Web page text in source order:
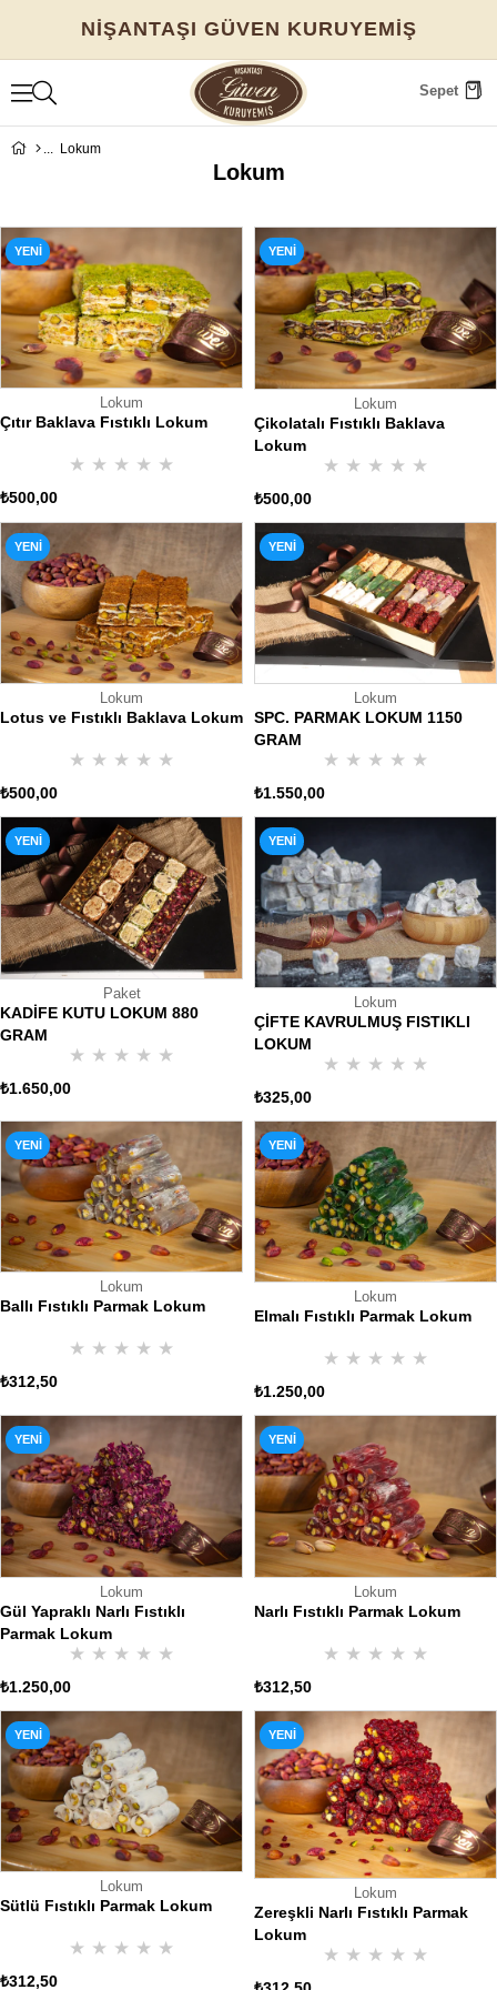
NİŞANTAŞI GÜVEN KURUYEMİŞ
Sepet
Lokum
Lokum
Lokum
Çıtır Baklava Fıstıklı Lokum
★ ★ ★ ★ ★
₺500,00
YENI
ÜRÜN
Lokum
Çikolatalı Fıstıklı Baklava
Lokum
★ ★ ★ ★ ★
₺500,00
YENI
ÜRÜN
Lokum
Lotus ve Fıstıklı Baklava Lokum
★ ★ ★ ★ ★
₺500,00
YENI
ÜRÜN
Lokum
SPC. PARMAK LOKUM 1150
GRAM
★ ★ ★ ★ ★
₺1.550,00
YENI
Paket
KADİFE KUTU LOKUM 880
GRAM
★ ★ ★ ★ ★
₺1.650,00
YENI
ÜRÜN
Lokum
ÇİFTE KAVRULMUŞ FISTIKLI
LOKUM
★ ★ ★ ★ ★
₺325,00
YENI
ÜRÜN
Lokum
Ballı Fıstıklı Parmak Lokum
★ ★ ★ ★ ★
₺312,50
YENI
ÜRÜN
Lokum
Elmalı Fıstıklı Parmak Lokum
★ ★ ★ ★ ★
₺1.250,00
YENI
ÜRÜN
Lokum
Gül Yapraklı Narlı Fıstıklı
Parmak Lokum
★ ★ ★ ★ ★
₺1.250,00
YENI
ÜRÜN
Lokum
Narlı Fıstıklı Parmak Lokum
★ ★ ★ ★ ★
₺312,50
YENI
ÜRÜN
Lokum
Sütlü Fıstıklı Parmak Lokum
★ ★ ★ ★ ★
₺312,50
YENI
ÜRÜN
Lokum
Zereşkli Narlı Fıstıklı Parmak
Lokum
★ ★ ★ ★ ★
YENI
ÜRÜN